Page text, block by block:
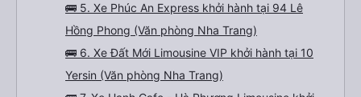
🚌 5. Xe Phúc An Express khởi hành tại 94 Lê
Hồng Phong (Văn phòng Nha Trang)
🚌 6. Xe Đất Mới Limousine VIP khởi hành tại 10
Yersin (Văn phòng Nha Trang)